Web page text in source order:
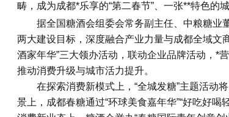
畴，成为成都*乐享的“第二春节”、一张**特色的
据全国糖酒会组委会常务副主任、中粮糖业
两大建设目标，深度融合产业力量与成都全域文
酒家年华”三大领办活动，联动企业品牌活动，*
推动消费升级与城市活力提升。
在探索消费新模式上，“全城发糖”主题活动
景上， 成都春糖通过“环球美食嘉年华”“好吃好喝